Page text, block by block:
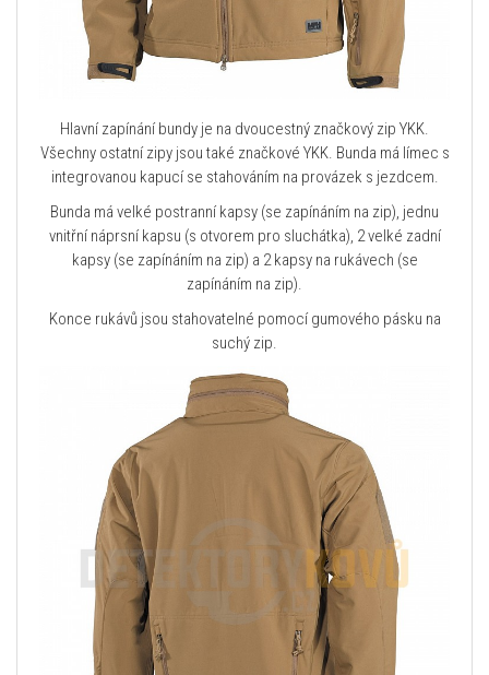
Hlavní zapínání bundy je na dvoucestný značkový zip YKK.
Všechny ostatní zipy jsou také značkové YKK. Bunda má límec s
integrovanou kapucí se stahováním na provázek s jezdcem.
Bunda má velké postranní kapsy (se zapínáním na zip), jednu
vnitřní náprsní kapsu (s otvorem pro sluchátka), 2 velké zadní
kapsy (se zapínáním na zip) a 2 kapsy na rukávech (se
zapínáním na zip).
Konce rukávů jsou stahovatelné pomocí gumového pásku na
suchý zip.